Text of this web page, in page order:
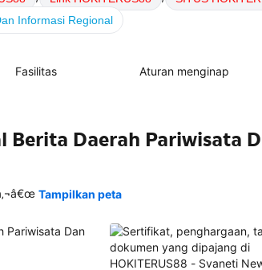
Informasi Regional
Fasilitas Aturan menginap
Berita Daerah Pariwisata
Tampilkan peta